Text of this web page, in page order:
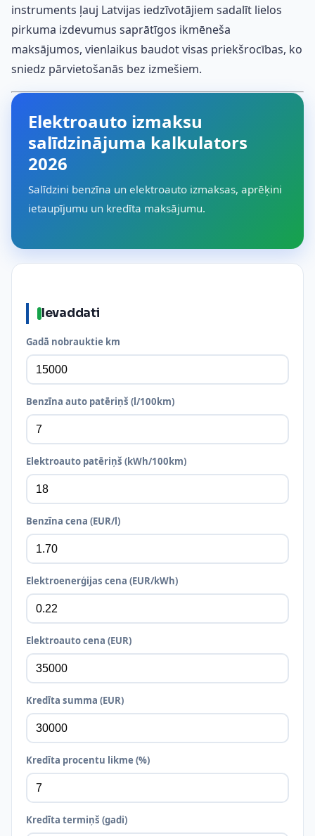
instruments ļauj Latvijas iedzīvotājiem sadalīt lielos
pirkuma izdevumus saprātīgos ikmēneša
maksājumos, vienlaikus baudot visas priekšrocības, ko
sniedz pārvietošanās bez izmešiem.
Elektroauto izmaksu
salīdzinājuma kalkulators
2026
Salīdzini benzīna un elektroauto izmaksas, aprēķini
ietaupījumu un kredīta maksājumu.
Ievaddati
Gadā nobrauktie km
Benzīna auto patēriņš (l/100km)
Elektroauto patēriņš (kWh/100km)
Benzīna cena (EUR/l)
Elektroenerģijas cena (EUR/kWh)
Elektroauto cena (EUR)
Kredīta summa (EUR)
Kredīta procentu likme (%)
Kredīta termiņš (gadi)